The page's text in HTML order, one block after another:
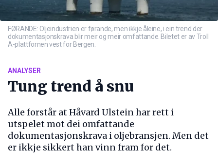
FØRANDE: Oljeindustrien er førande, men ikkje åleine, i ein trend der
dokumentasjonskrava blir meir og meir omfattande. Biletet er av Troll
A-plattfornen vest for Bergen.
ANALYSER
Tung trend å snu
Alle forstår at Håvard Ulstein har rett i
utspelet mot dei omfattande
dokumentasjonskrava i oljebransjen. Men det
er ikkje sikkert han vinn fram for det.